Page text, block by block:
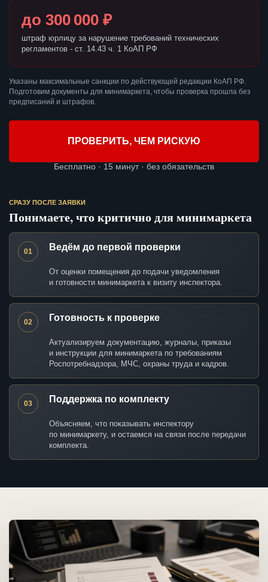
до 300 000 ₽
штраф юрлицу за нарушение требований технических
регламентов - ст. 14.43 ч. 1 КоАП РФ
Указаны максимальные санкции по действующей редакции КоАП РФ.
Подготовим документы для минимаркета, чтобы проверка прошла без
предписаний и штрафов.
ПРОВЕРИТЬ, ЧЕМ РИСКУЮ
Бесплатно · 15 минут · без обязательств
СРАЗУ ПОСЛЕ ЗАЯВКИ
Понимаете, что критично для минимаркета
01 Ведём до первой проверки
От оценки помещения до подачи уведомления
и готовности минимаркета к визиту инспектора.
02 Готовность к проверке
Актуализируем документацию, журналы, приказы
и инструкции для минимаркета по требованиям
Роспотребнадзора, МЧС, охраны труда и кадров.
03 Поддержка по комплекту
Объясняем, что показывать инспектору
по минимаркету, и остаемся на связи после передачи
комплекта.